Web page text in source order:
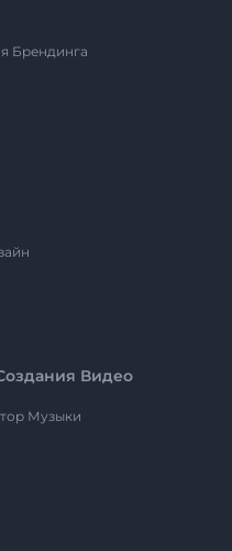
Брендинга
Видео
Музыки